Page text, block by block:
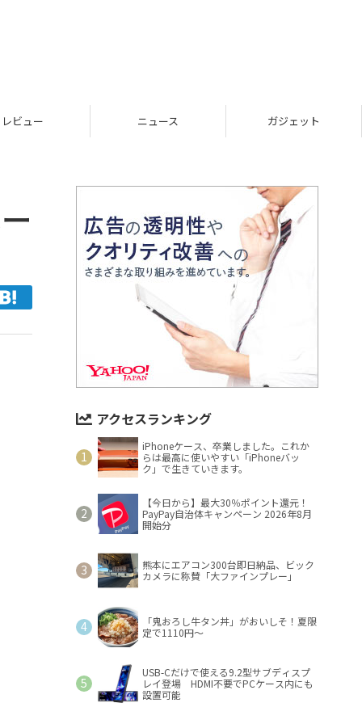
レビュー ニュース ガジェット
アクセスランキング
iPhoneケース、卒業しました。これか
らは最高に使いやすい「iPhoneバッ
ク」で生きていきます。
【今日から】最大30％ポイント還元！
PayPay自治体キャンペーン 2026年8月
開始分
熊本にエアコン300台即日納品、ビック
カメラに称賛「大ファインプレー」
「鬼おろし牛タン丼」がおいしそ！夏限
定で1110円～
USB-Cだけで使える9.2型サブディスプ
レイ登場 HDMI不要でPCケース内にも
設置可能